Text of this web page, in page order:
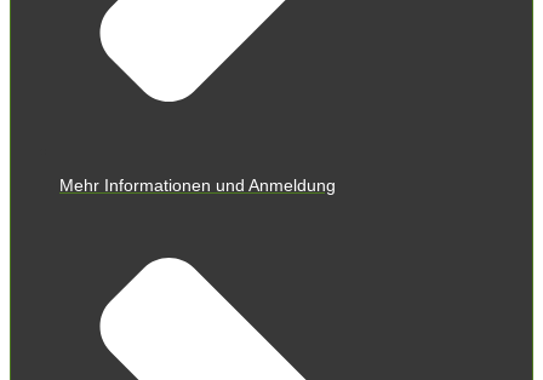
Mehr Informationen und Anmeldung